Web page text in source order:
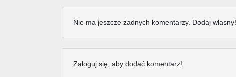
Nie ma jeszcze żadnych komentarzy. Dodaj własny!
Zaloguj się, aby dodać komentarz!